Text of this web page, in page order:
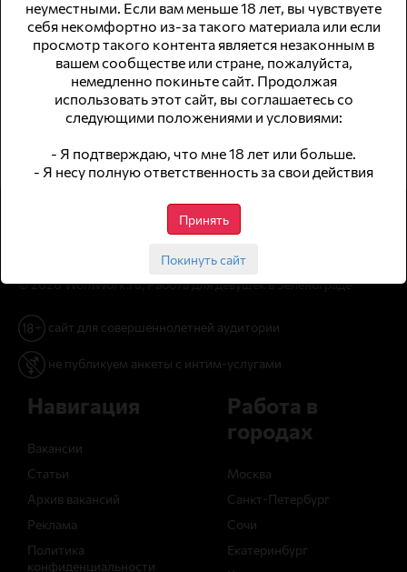
600₽
Высокий доход! Много работы!
Зеленоград
Модель
700000
Работа с проживанием ,без опыта, зп достигает 1500000р.
Зеленоград
Досуг
© 2026 WomWork.ru, Работа для девушек в Зеленограде
сайт для совершеннолетней аудитории
не публикуем анкеты с интим-услугами
Навигация
Вакансии
Статьи
Архив вакансий
Реклама
Политика
конфиденциальности
Работа в
городах
Москва
Санкт-Петербург
Сочи
Екатеринбург
неуместными. Если вам меньше 18 лет, вы чувствуете
себя некомфортно из-за такого материала или если
просмотр такого контента является незаконным в
вашем сообществе или стране, пожалуйста,
немедленно покиньте сайт. Продолжая
использовать этот сайт, вы соглашаетесь со
следующими положениями и условиями:
- Я подтверждаю, что мне 18 лет или больше.
- Я несу полную ответственность за свои действия
Принять
Покинуть сайт